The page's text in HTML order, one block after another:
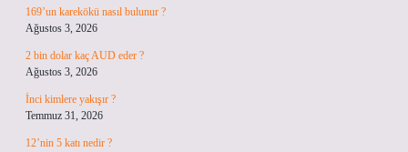
169’un karekökü nasıl bulunur ?
Ağustos 3, 2026
2 bin dolar kaç AUD eder ?
Ağustos 3, 2026
İnci kimlere yakışır ?
Temmuz 31, 2026
12’nin 5 katı nedir ?